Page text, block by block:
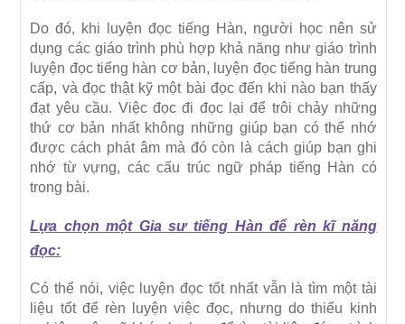
Do đó, khi luyện đọc tiếng Hàn, người học nên sử
dụng các giáo trình phù hợp khả năng như giáo trình
luyện đọc tiếng hàn cơ bản, luyện đọc tiếng hàn trung
cấp, và đọc thật kỹ một bài đọc đến khi nào bạn thấy
đạt yêu cầu. Việc đọc đi đọc lại để trôi chảy những
thứ cơ bản nhất không những giúp bạn có thể nhớ
được cách phát âm mà đó còn là cách giúp bạn ghi
nhớ từ vựng, các cấu trúc ngữ pháp tiếng Hàn có
trong bài.
Lựa chọn một Gia sư tiếng Hàn để rèn kĩ năng
đọc:
Có thể nói, việc luyện đọc tốt nhất vẫn là tìm một tài
liệu tốt để rèn luyện việc đọc, nhưng do thiếu kinh